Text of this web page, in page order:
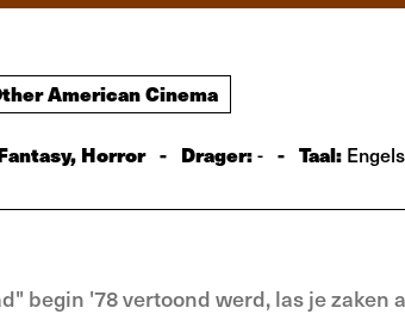
American Cinema
Horror - Drager:- - Taal: Engels
begin '78 vertoond werd, las je